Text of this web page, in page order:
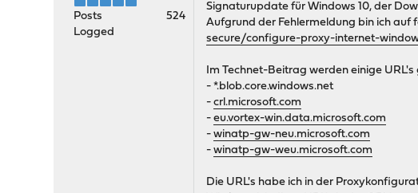
Posts
524
Logged
Signaturupdate für Windows 10, der
Aufgrund der Fehlermeldung bin ich auf
secure/configure-proxy-internet-
Im Technet-Beitrag werden einige
- *.blob.core.windows.net
-crl.microsoft.com
-eu.vortex-win.data.microsoft.com
-winatp-gw-neu.microsoft.com
-winatp-gw-weu.microsoft.com
Die URL's habe ich in der